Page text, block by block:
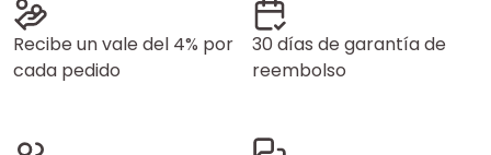
Recibe un vale del 4% por
cada pedido
30 días de garantía de
reembolso